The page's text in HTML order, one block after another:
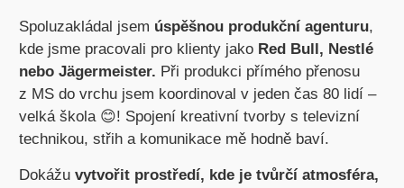
Spoluzakládal jsem úspěšnou produkční agenturu,
kde jsme pracovali pro klienty jako Red Bull, Nestlé
nebo Jägermeister. Při produkci přímého přenosu
z MS do vrchu jsem koordinoval v jeden čas 80 lidí –
velká škola 😊! Spojení kreativní tvorby s televizní
technikou, střih a komunikace mě hodně baví.
Dokážu vytvořit prostředí, kde je tvůrčí atmosféra,